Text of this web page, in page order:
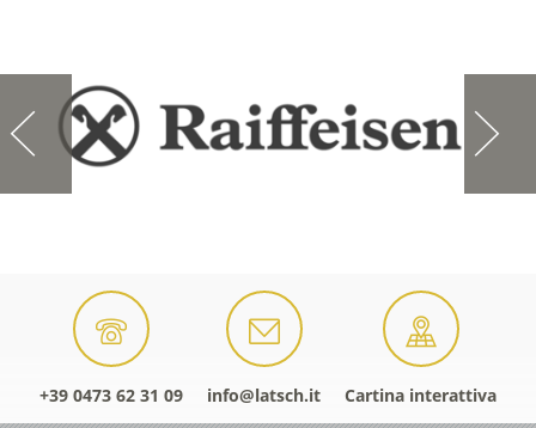
+39 0473 62 31 09 info@latsch.it Cartina interattiva